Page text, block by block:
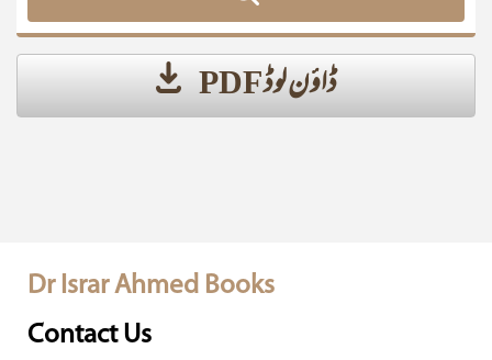
ڈاؤن لوڈ PDF
Dr Israr Ahmed Books
Contact Us